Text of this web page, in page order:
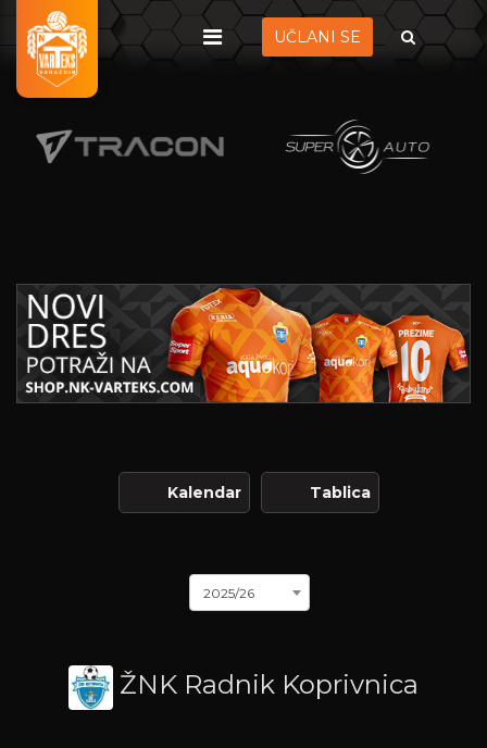
UČLANI SE
Kalendar Tablica
2025/26
ŽNK Radnik Koprivnica